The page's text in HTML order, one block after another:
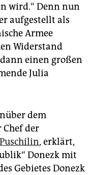
wird.“ Denn nun
aufgestellt als
Armee
Widerstand
einen großen
Julia
dem
Chef der
, erklärt,
Donezk mit
Gebietes Donezk